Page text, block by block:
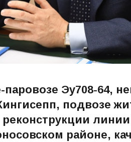
паровозе Эу708-64,
подвозе
реконструкции линии
районе,